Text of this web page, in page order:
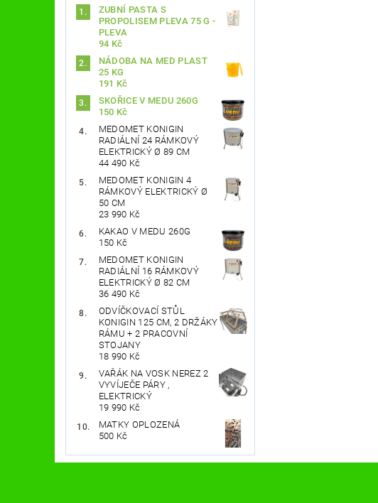
ZUBNÍ PASTA S
PROPOLISEM PLEVA 75 G -
PLEVA
94 Kč
NÁDOBA NA MED PLAST
25 KG
191 Kč
SKOŘICE V MEDU 260G
150 Kč
MEDOMET KONIGIN
RADIÁLNÍ 24 RÁMKOVÝ
ELEKTRICKÝ Ø 89 CM
44 490 Kč
MEDOMET KONIGIN 4
RÁMKOVÝ ELEKTRICKÝ Ø
50 CM
23 990 Kč
KAKAO V MEDU 260G
150 Kč
MEDOMET KONIGIN
RADIÁLNÍ 16 RÁMKOVÝ
ELEKTRICKÝ Ø 82 CM
36 490 Kč
ODVÍČKOVACÍ STŮL
KONIGIN 125 CM, 2 DRŽÁKY
RÁMU + 2 PRACOVNÍ
STOJANY
18 990 Kč
VAŘÁK NA VOSK NEREZ 2
VYVÍJEČE PÁRY ,
ELEKTRICKÝ
19 990 Kč
MATKY OPLOZENÁ
500 Kč